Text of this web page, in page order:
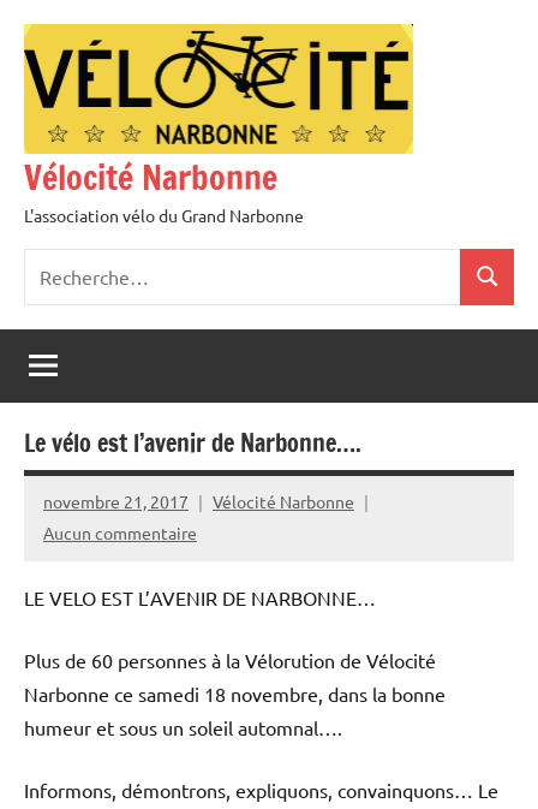
contenu
Vélocité Narbonne
L'association vélo du Grand Narbonne
:
Le vélo est l’avenir de Narbonne….
novembre 21, 2017
Vélocité Narbonne
Aucun commentaire
LE VELO EST L’AVENIR DE NARBONNE…
Plus de 60 personnes à la Vélorution de Vélocité
Narbonne ce samedi 18 novembre, dans la bonne
humeur et sous un soleil automnal….
Informons, démontrons, expliquons, convainquons… Le